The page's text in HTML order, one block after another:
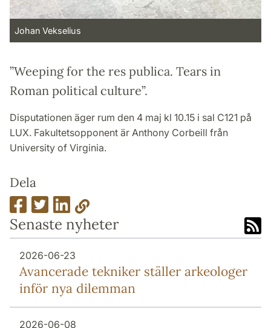
Johan Vekselius
”Weeping for the res publica. Tears in
Roman political culture”.
Disputationen äger rum den 4 maj kl 10.15 i sal C121 på
LUX. Fakultetsopponent är Anthony Corbeill från
University of Virginia.
Dela
Senaste nyheter
2026-06-23
Avancerade tekniker ställer arkeologer
inför nya dilemman
2026-06-08